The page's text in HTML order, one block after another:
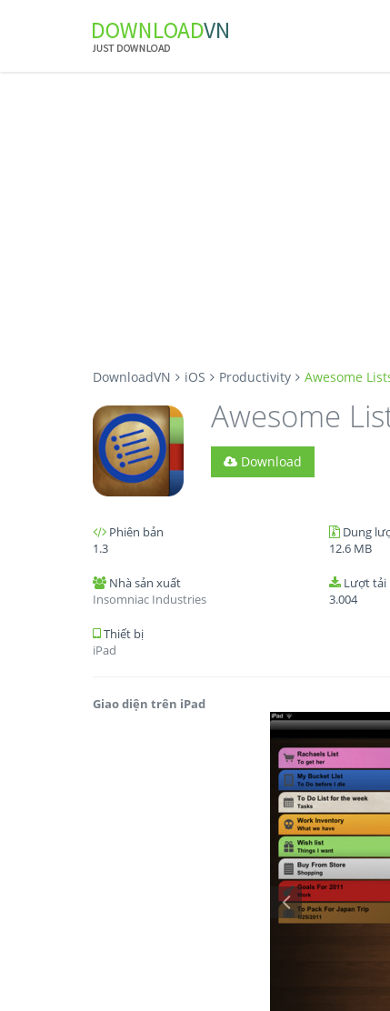
DownloadVN iOS Productivity Awesome
Awesome
Download
Phiên bản
1.3
Dung
12.6 MB
Nhà sản xuất
Insomniac Industries
Lượt tải
3.004
Thiết bị
iPad
Giao diện trên iPad